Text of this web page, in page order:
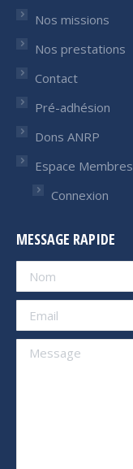
Nos missions
Nos prestations
Contact
Pré-adhésion
Dons ANRP
Espace Membres
Connexion
MESSAGE RAPIDE